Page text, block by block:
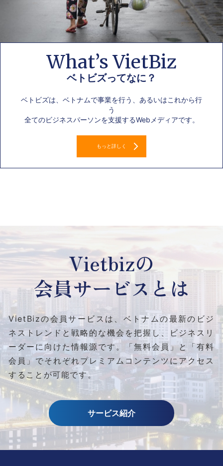
What’s VietBiz
ベトビズってなに？
ベトビズは、ベトナムで事業を行う、あるいはこれから行
う
全てのビジネスパーソンを支援するWebメディアです。
もっと詳しく
Vietbizの
会員サービスとは
VietBizの会員サービスは、ベトナムの最新のビジ
ネストレンドと戦略的な機会を把握し、ビジネスリ
ーダーに向けた情報源です。
「無料会員」と「有料
会員」でそれぞれプレミアムコンテンツにアクセス
することが可能です。
サービス紹介